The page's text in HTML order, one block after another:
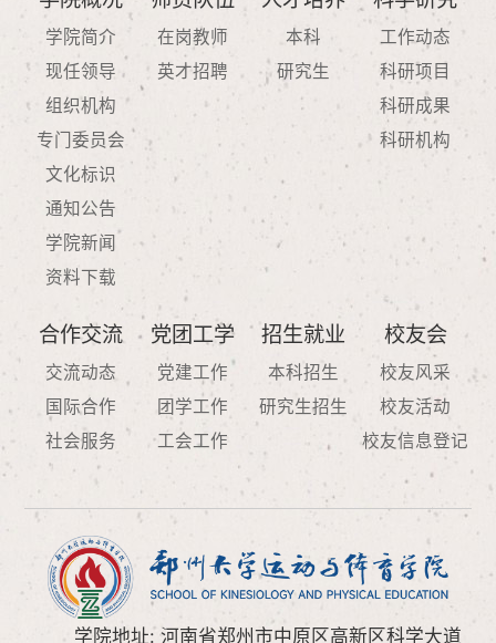
学院简介
现任领导
组织机构
专门委员会
文化标识
通知公告
学院新闻
资料下载
在岗教师
英才招聘
本科
研究生
工作动态
科研项目
科研成果
科研机构
合作交流
交流动态
国际合作
社会服务
党团工学
党建工作
团学工作
工会工作
招生就业
本科招生
研究生招生
校友会
校友风采
校友活动
校友信息登记
学院地址: 河南省郑州市中原区高新区科学大道